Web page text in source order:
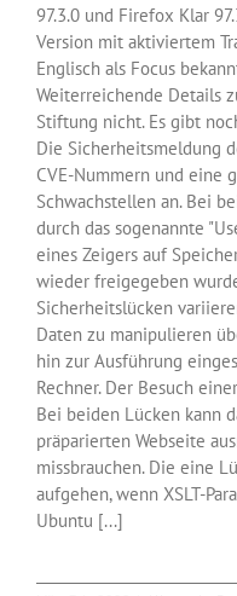
97.3.0 und Firefox Klar
Version mit aktiviertem
Englisch als Focus
Weiterreichende Details
Stiftung nicht. Es gibt
Die Sicherheitsmeldung
CVE-Nummern und eine
Schwachstellen an. Bei
durch das sogenannte
eines Zeigers auf
wieder freigegeben
Sicherheitslücken
Daten zu manipulieren
hin zur Ausführung
Rechner. Der Besuch
Bei beiden Lücken kann
präparierten Webseite
missbrauchen. Die eine
aufgehen, wenn XSLT-
Ubuntu [...]